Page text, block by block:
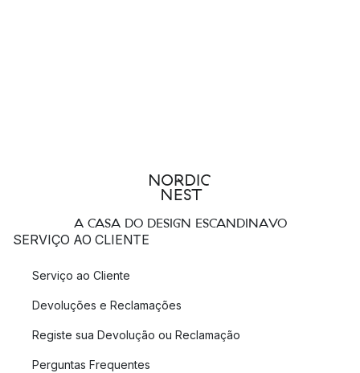
A CASA DO DESIGN ESCANDINAVO
SERVIÇO AO CLIENTE
Serviço ao Cliente
Devoluções e Reclamações
Registe sua Devolução ou Reclamação
Perguntas Frequentes